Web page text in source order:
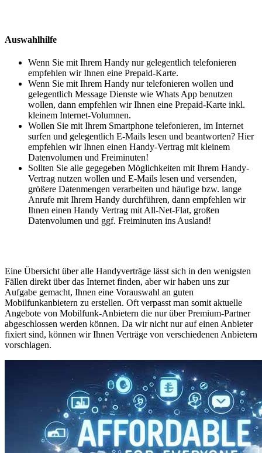
Auswahlhilfe
Wenn Sie mit Ihrem Handy nur gelegentlich telefonieren
empfehlen wir Ihnen eine Prepaid-Karte.
Wenn Sie mit Ihrem Handy nur telefonieren wollen und
gelegentlich Message Dienste wie Whats App benutzen
wollen, dann empfehlen wir Ihnen eine Prepaid-Karte inkl.
kleinem Internet-Volumnen.
Wollen Sie mit Ihrem Smartphone telefonieren, im Internet
surfen und gelegentlich E-Mails lesen und beantworten? Hier
empfehlen wir Ihnen einen Handy-Vertrag mit kleinem
Datenvolumen und Freiminuten!
Sollten Sie alle gegegeben Möglichkeiten mit Ihrem Handy-
Vertrag nutzen wollen und E-Mails lesen und versenden,
größere Datenmengen verarbeiten und häufige bzw. lange
Anrufe mit Ihrem Handy durchführen, dann empfehlen wir
Ihnen einen Handy Vertrag mit All-Net-Flat, großen
Datenvolumen und ggf. Freiminuten ins Ausland!
Eine Übersicht über alle Handyverträge lässt sich in den wenigsten
Fällen direkt über das Internet finden, aber wir haben uns zur
Aufgabe gemacht, Ihnen eine Vorauswahl an guten
Mobilfunkanbietern zu erstellen. Oft verpasst man somit aktuelle
Angebote von Mobilfunk-Anbietern die nur über Premium-Partner
abgeschlossen werden können. Da wir nicht nur auf einen Anbieter
fixiert sind, können wir Ihnen Verträge von verschiedenen Anbietern
vorschlagen.